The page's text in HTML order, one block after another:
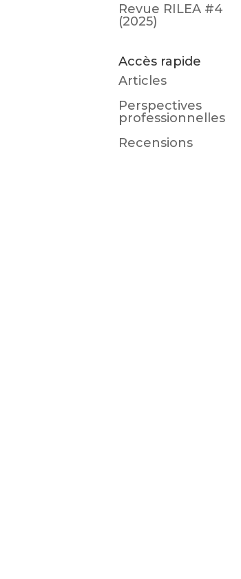
Revue RILEA #4
(2025)
Accès rapide
Articles
Perspectives
professionnelles
Recensions